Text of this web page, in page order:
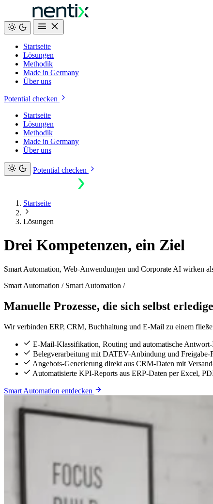
Startseite
Lösungen
Methodik
Made in Germany
Über uns
Potential checken
Startseite
Lösungen
Methodik
Made in Germany
Über uns
Potential checken
Startseite
Lösungen
Drei Kompetenzen, ein Ziel
Smart Automation, Web-Anwendungen und Corporate AI wirken
Smart Automation / Smart Automation /
Manuelle Prozesse, die sich selbst
Wir verbinden ERP, CRM, Buchhaltung und E-Mail zu einem
E-Mail-Klassifikation, Routing und automatische
Belegverarbeitung mit DATEV-Anbindung und Freigabe-
Angebots-Generierung direkt aus CRM-Daten mit
Automatisierte KPI-Reports aus ERP-Daten per Excel,
Smart Automation entdecken